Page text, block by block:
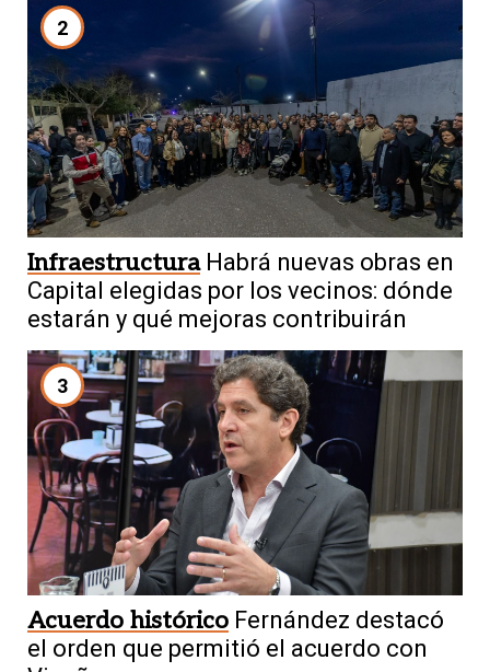
2
Infraestructura Habrá nuevas obras en
Capital elegidas por los vecinos: dónde
estarán y qué mejoras contribuirán
3
Acuerdo histórico Fernández destacó
el orden que permitió el acuerdo con